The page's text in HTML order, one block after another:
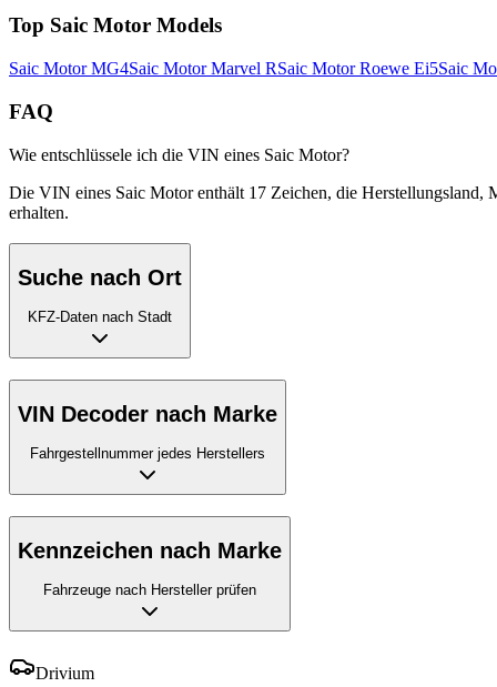
Top Saic Motor Models
Saic Motor MG4Saic Motor Marvel RSaic Motor Roewe Ei5Saic
FAQ
Wie entschlüssele ich die VIN eines Saic Motor?
Die VIN eines Saic Motor enthält 17 Zeichen, die
erhalten.
Suche nach Ort
KFZ-Daten nach Stadt
VIN Decoder nach Marke
Fahrgestellnummer jedes Herstellers
Kennzeichen nach Marke
Fahrzeuge nach Hersteller prüfen
Drivium